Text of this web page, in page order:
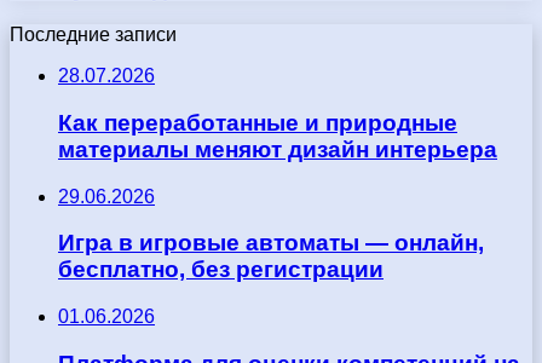
Последние записи
28.07.2026
Как переработанные и природные
материалы меняют дизайн интерьера
29.06.2026
Игра в игровые автоматы — онлайн,
бесплатно, без регистрации
01.06.2026